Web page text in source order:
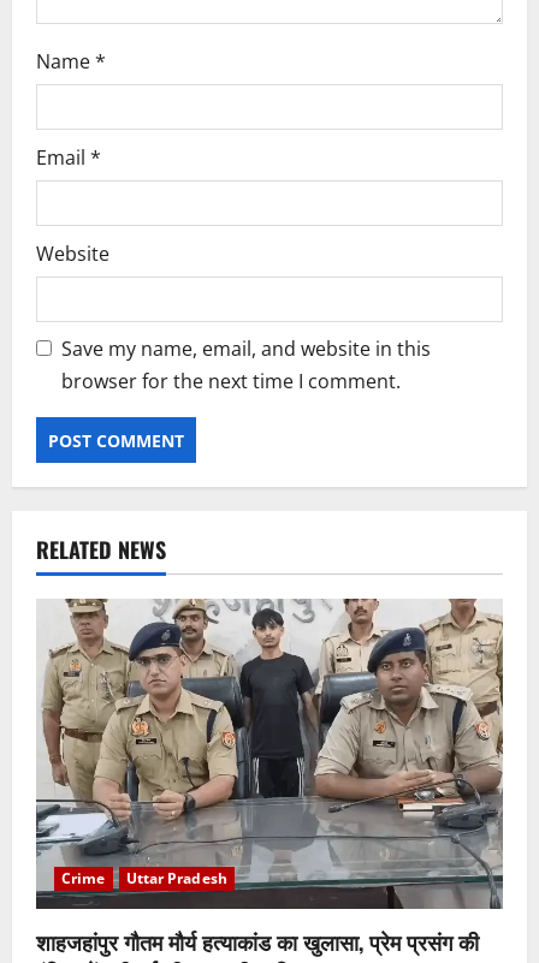
Name*
Email *
Website
Save my name, email, and website in this
browser for the next time I comment.
RELATED NEWS
Crime Uttar Pradesh
शाहजहांपुर गौतम मौर्य हत्याकांड का खुलासा, प्रेम प्रसंग की